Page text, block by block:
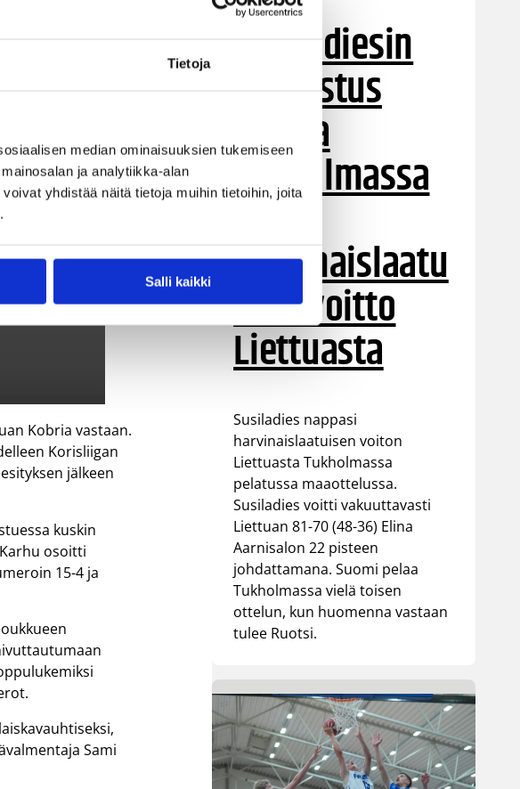
Tietoja
median ominaisuuksien tukemiseen
ja analytiikka-alan
yhdistää näitä tietoja muihin tietoihin, joita
Salli kaikki
Kobria vastaan.
Korisliigan
jälkeen
kuskin
osoitti
15-4 ja
Sami
Susiladiesin
puolustus
rautaa
Tukholmassa
harvinaislaatu
inen voitto
Liettuasta
Susiladies nappasi
harvinaislaatuisen voiton
Liettuasta Tukholmassa
pelatussa maaottelussa.
Susiladies voitti vakuuttavasti
Liettuan 81-70 (48-36) Elina
Aarnisalon 22 pisteen
johdattamana. Suomi pelaa
Tukholmassa vielä toisen
ottelun, kun huomenna vastaan
tulee Ruotsi.